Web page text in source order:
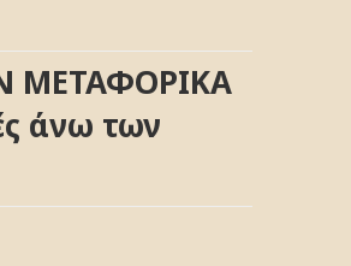
ΜΕΤΑΦΟΡΙΚΑ
άνω των